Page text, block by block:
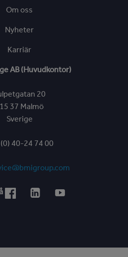
Om oss
Nyheter
Karriär
AB (Huvudkontor)
20
37 Malmö
Sverige
40-24 74 00